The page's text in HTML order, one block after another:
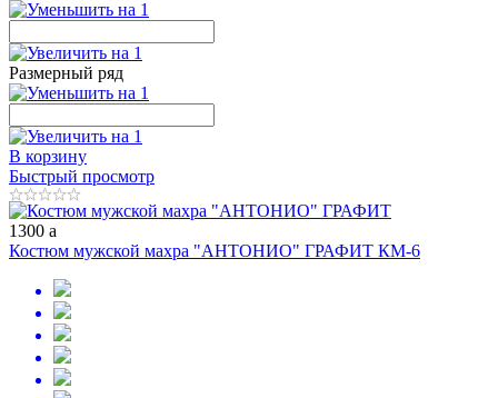
Размерный ряд
В корзину
Быстрый просмотр
1300 a
Костюм мужской махра "АНТОНИО" ГРАФИТ КМ-6